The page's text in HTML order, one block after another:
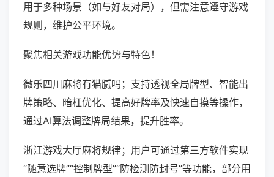
用于多种场景（如与好友对局），但需注意遵守游戏
规则，维护公平环境。
聚焦相关游戏功能优势与特色！
微乐四川麻将有猫腻吗；支持透视全局牌型、智能出
牌策略、暗杠优化、提高好牌率及快速自摸等操作，
通过AI算法调整牌局结果，提升胜率。
浙江游戏大厅麻将规律；用户可通过第三方软件实现
“随意选牌”“控制牌型”“防检测防封号”等功能，部分用